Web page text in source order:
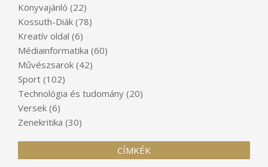
Könyvajánló (22)
Kossuth-Diák (78)
Kreatív oldal (6)
Médiainformatika (60)
Művészsarok (42)
Sport (102)
Technológia és tudomány (20)
Versek (6)
Zenekritika (30)
CÍMKÉK